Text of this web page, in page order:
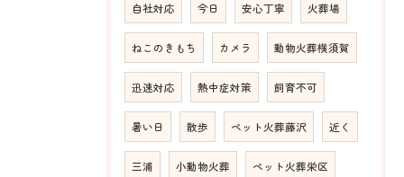
自社対応 今日 安心丁寧 火葬場
ねこのきもち カメラ 動物火葬横須賀
迅速対応 熱中症対策 飼育不可
暑い日 散歩 ペット火葬藤沢 近く
三浦 小動物火葬 ペット火葬栄区